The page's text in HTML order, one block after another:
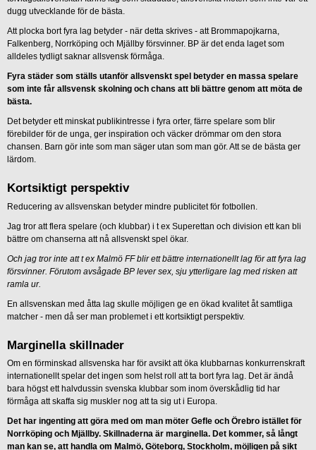
dugg utvecklande för de bästa.
Att plocka bort fyra lag betyder - när detta skrives - att Brommapojkarna,
Falkenberg, Norrköping och Mjällby försvinner. BP är det enda laget som
alldeles tydligt saknar allsvensk förmåga.
Fyra städer som ställs utanför allsvenskt spel betyder en massa spelare
som inte får allsvensk skolning och chans att bli bättre genom att möta de
bästa.
Det betyder ett minskat publikintresse i fyra orter, färre spelare som blir
förebilder för de unga, ger inspiration och väcker drömmar om den stora
chansen. Barn gör inte som man säger utan som man gör. Att se de bästa ger
lärdom.
Kortsiktigt perspektiv
Reducering av allsvenskan betyder mindre publicitet för fotbollen.
Jag tror att flera spelare (och klubbar) i t ex Superettan och division ett kan bli
bättre om chanserna att nå allsvenskt spel ökar.
Och jag tror inte att t ex Malmö FF blir ett bättre internationellt lag för att fyra lag
försvinner. Förutom avsågade BP lever sex, sju ytterligare lag med risken att
ramla ur.
En allsvenskan med åtta lag skulle möjligen ge en ökad kvalitet åt samtliga
matcher - men då ser man problemet i ett kortsiktigt perspektiv.
Marginella skillnader
Om en förminskad allsvenska har för avsikt att öka klubbarnas konkurrenskraft
internationellt spelar det ingen som helst roll att ta bort fyra lag. Det är ändå
bara högst ett halvdussin svenska klubbar som inom överskådlig tid har
förmåga att skaffa sig muskler nog att ta sig ut i Europa.
Det har ingenting att göra med om man möter Gefle och Örebro istället för
Norrköping och Mjällby. Skillnaderna är marginella. Det kommer, så långt
man kan se, att handla om Malmö, Göteborg, Stockholm, möjligen på sikt